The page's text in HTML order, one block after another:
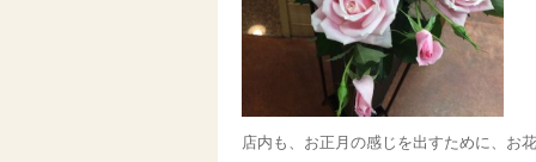
店内も、お正月の感じを出すために、お